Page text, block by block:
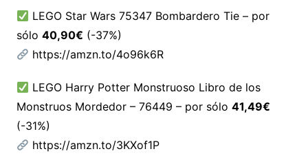
LEGO Star Wars 75347 Bombardero Tie – por
sólo 40,90€ (-37%)
https://amzn.to/4o96k6R
LEGO Harry Potter Monstruoso Libro de los
Monstruos Mordedor – 76449 – por sólo 41,49€
(-31%)
https://amzn.to/3KXof1P